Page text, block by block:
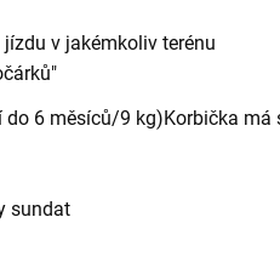
v jakémkoliv terénu
do 6 měsíců/9 kg)Korbička má
sundat